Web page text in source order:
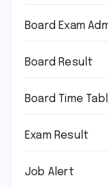
Board Exam
Board Result
Board Time
Exam Result
Job Alert